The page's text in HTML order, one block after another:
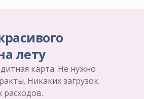
лету
карта. Не нужно
Никаких загрузок.
расходов.